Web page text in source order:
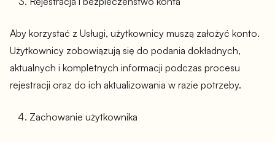
Aby korzystać z Usługi, użytkownicy muszą założyć konto.
Użytkownicy zobowiązują się do podania dokładnych,
aktualnych i kompletnych informacji podczas procesu
rejestracji oraz do ich aktualizowania w razie potrzeby.
Zachowanie użytkownika